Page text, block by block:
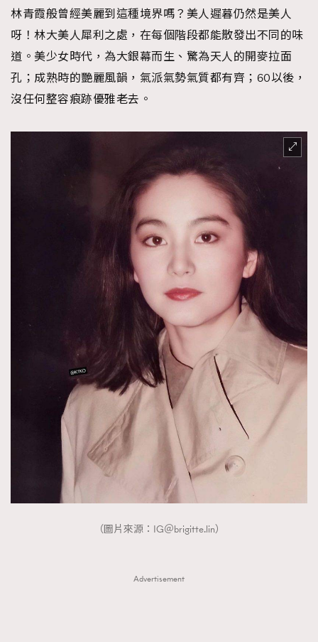
林青霞般曾經美麗到這種境界嗎？美人遲暮仍然是美人
呀！林大美人犀利之處，在每個階段都能散發出不同的味
道。美少女時代，為大銀幕而生、驚為天人的開麥拉面
孔；成熟時的艷麗風韻，氣派氣勢氣質都有齊；60以後，
沒任何整容痕跡優雅老去。
（圖片來源：IG＠brigitte.lin）
Advertisement